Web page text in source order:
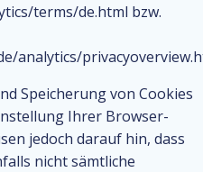
terms/de.html bzw.
analytics/
Speicherung von Cookies
Ihrer Browser-
jedoch darauf hin, dass
nicht sämtliche